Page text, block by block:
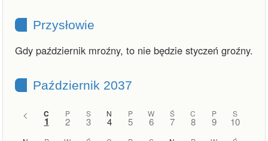
Przysłowie
Gdy październik mroźny, to nie będzie styczeń groźny.
Październik 2037
< C
1
P
2
S
3
N
4
P
5
W
6
Ś
7
C
8
P
9
S
10